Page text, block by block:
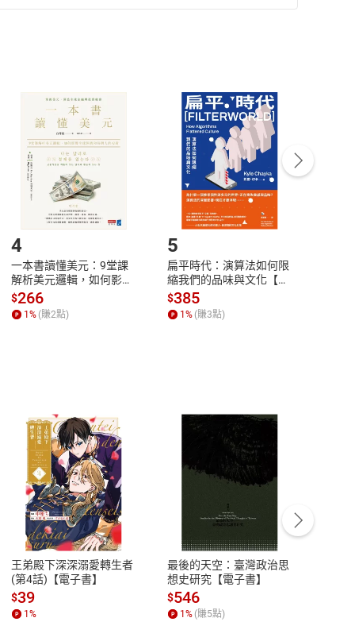
第2條第5款之規定，「非以有形媒介提供之數位
點選「瀏覽訂單明細」 「申請取消訂單/退
貨。
付款方式
Payment
完成訂單
Complete
號，下載書籍後看書
性
參
客服資訊
服務時間：週一到週五 10:00-12:00、
13:00-17:00 (國定假日及例假日休息)
客服電話：0080-1857077
4
一本書讀懂美元：9堂課
解析美元邏輯，如何影響
全球經濟和每個人的投資
【電子書】
$266
1% (賺2點)
5
扁平時代：演算法如何限
縮我們的品味與文化【電
子書】
$385
1% (賺3點)
王弟殿下深深溺愛轉生者
(第4話)【電子書】
$39
1%
最後的天空：臺灣政治思
想史研究【電子書】
$546
1% (賺5點)